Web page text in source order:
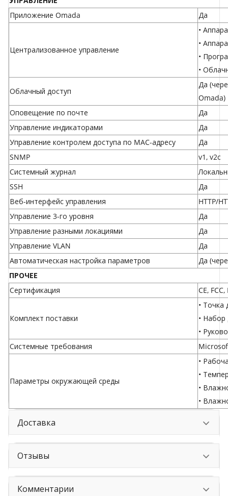
Приложение Omada
Да
Централизованное управление
•
•
•
•
Облачный доступ
Да
Omada)
Оповещение по почте
Да
Управление индикаторами
Да
Управление контролем доступа по MAC-адресу
Да
SNMP
v1, v2c
Системный журнал
SSH
Да
Веб-интерфейс управления
HTTP/
Управление 3-го уровня
Да
Управление разными локациями
Да
Управление VLAN
Да
Автоматическая настройка параметров
Да
ПРОЧЕЕ
Сертификация
CE, FCC,
Комплект поставки
• Точка
•
•
Системные требования
Параметры окружающей среды
•
•
•
•
Доставка
Отзывы
Комментарии